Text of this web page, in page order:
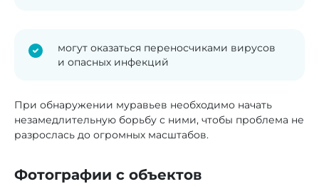
могут оказаться переносчиками вирусов
и опасных инфекций
При обнаружении муравьев необходимо начать
незамедлительную борьбу с ними, чтобы проблема не
разрослась до огромных масштабов.
Фотографии с объектов